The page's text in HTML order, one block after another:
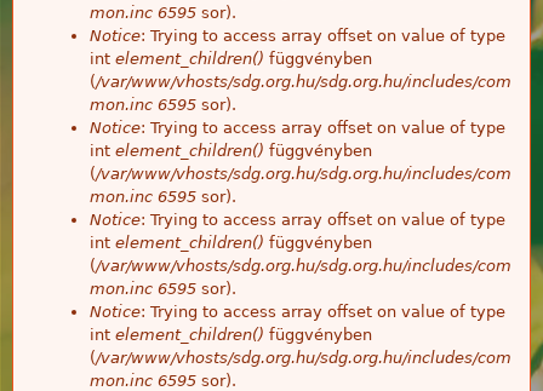
mon.inc 6595 sor).
Notice: Trying to access array offset on value of type
int element_children() függvényben
(/var/www/vhosts/sdg.org.hu/sdg.org.hu/includes/com
mon.inc 6595 sor).
Notice: Trying to access array offset on value of type
int element_children() függvényben
(/var/www/vhosts/sdg.org.hu/sdg.org.hu/includes/com
mon.inc 6595 sor).
Notice: Trying to access array offset on value of type
int element_children() függvényben
(/var/www/vhosts/sdg.org.hu/sdg.org.hu/includes/com
mon.inc 6595 sor).
Notice: Trying to access array offset on value of type
int element_children() függvényben
(/var/www/vhosts/sdg.org.hu/sdg.org.hu/includes/com
mon.inc 6595 sor).